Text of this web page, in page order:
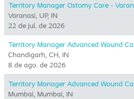
Territory Manager Ostomy Care -
Varanasi, UP, IN
22 de jul. de 2026
Territory Manager Advanced Wound
Chandigarh, CH, IN
8 de ago. de 2026
Territory Manager Advanced Wound
Mumbai, Mumbai, IN